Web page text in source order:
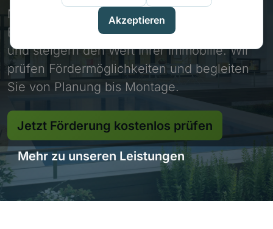
Moderne Wärmeschutzfenster reduzieren
Energieverluste, verbessern den Komfort
und steigern den Wert Ihrer Immobilie. Wir
prüfen Fördermöglichkeiten und begleiten
Sie von Planung bis Montage.
Jetzt Förderung kostenlos prüfen
Mehr zu unseren Leistungen
Akzeptieren